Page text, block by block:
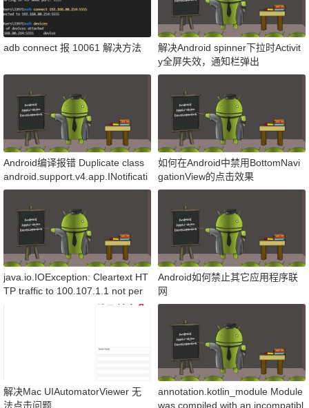
adb connect 报 10061 解决方法
解决Android spinner下拉时Activit
y全屏失效，通知栏弹出
Android编译报错 Duplicate class
android.support.v4.app.INotificati
onSideChannel
如何在Android中禁用BottomNavi
gationView的点击效果
java.io.IOException: Cleartext HT
TP traffic to 100.107.1.1 not per
mitted
Android如何禁止其它应用程序联
网
解决Mac UIAutomatorViewer 无
法点击问题
annotation.kotlin_module Module
was compiled with an incompatibl